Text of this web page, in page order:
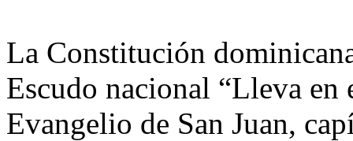
La Constitución
Escudo nacional “Lleva
Evangelio de San Juan,